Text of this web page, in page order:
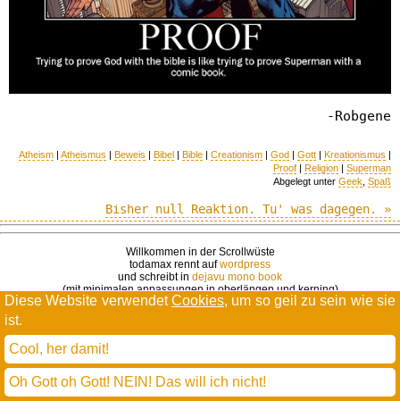
Diese Website verwendetCookies, um so geil zu sein wie sie
ist.
Cool, her damit!
Oh Gott oh Gott! NEIN! Das will ich nicht!
-Robgene
Atheism | Atheismus | Beweis | Bibel | Bible | Creationism | God | Gott | Kreationismus |
Proof | Religion | Superman
Abgelegt unter Geek Spaß
Bisher null Reaktion. Tu' was dagegen. »
Willkommen in der Scrollwüste
todamax rennt aufwordpress
und schreibt in dejavu mono book
(mit minimalen anpassungen in oberlängen und kerning)